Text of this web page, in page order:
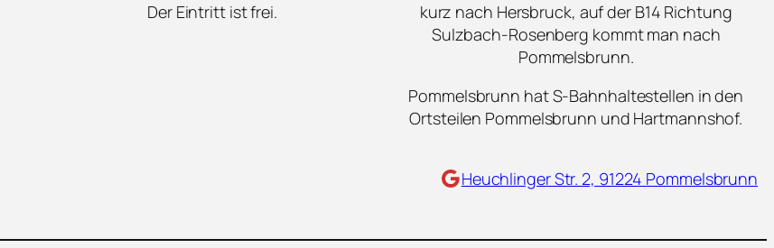
Der Eintritt ist frei.
kurz nach Hersbruck, auf der B14 Richtung
Sulzbach-Rosenberg kommt man nach
Pommelsbrunn.
Pommelsbrunn hat S-Bahnhaltestellen in den
Ortsteilen Pommelsbrunn und Hartmannshof.
Maps Heuchlinger Str. 2, 91224 Pommelsbrunn